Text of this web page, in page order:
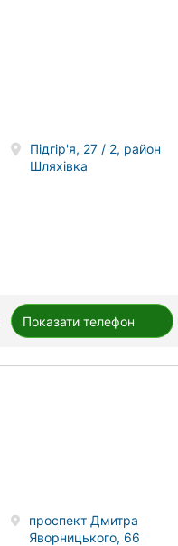
Підгір'я, 27 / 2, район
Шляхівка
Показати телефон
проспект Дмитра
Яворницького, 66